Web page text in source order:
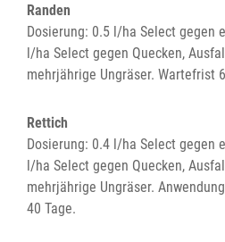
Randen
Dosierung: 0.5 l/ha Select gegen
l/ha Select gegen Quecken,
mehrjährige Ungräser. Wartefrist
Rettich
Dosierung: 0.4 l/ha Select gegen
l/ha Select gegen Quecken,
mehrjährige Ungräser.
40 Tage.